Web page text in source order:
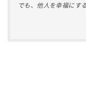
でも、他人を幸福にす